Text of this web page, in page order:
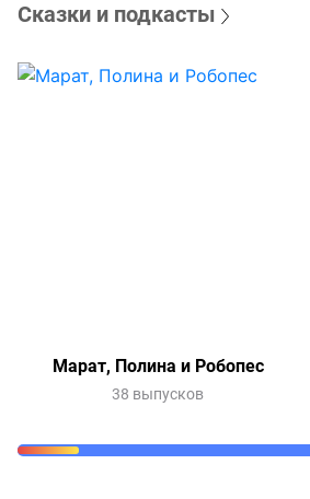
Сказки и подкасты
Марат, Полина и Робопес
38 выпусков